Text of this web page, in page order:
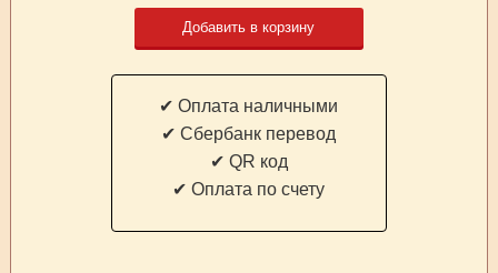
Добавить в корзину
✔ Оплата наличными
✔ Cбербанк перевод
✔ QR код
✔ Оплата по счету